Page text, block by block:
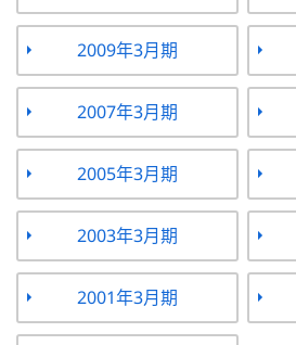
2009年3月期
2007年3月期
2005年3月期
2003年3月期
2001年3月期